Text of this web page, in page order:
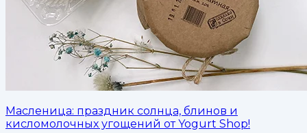
Масленица: праздник солнца, блинов и
кисломолочных угощений от Yogurt Shop!